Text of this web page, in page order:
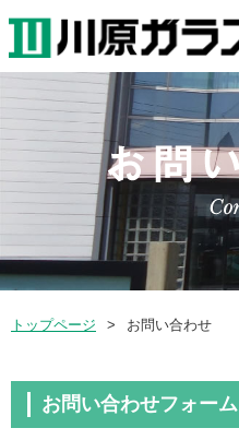
トップページ お問い合わせ
お問い合わせフォーム